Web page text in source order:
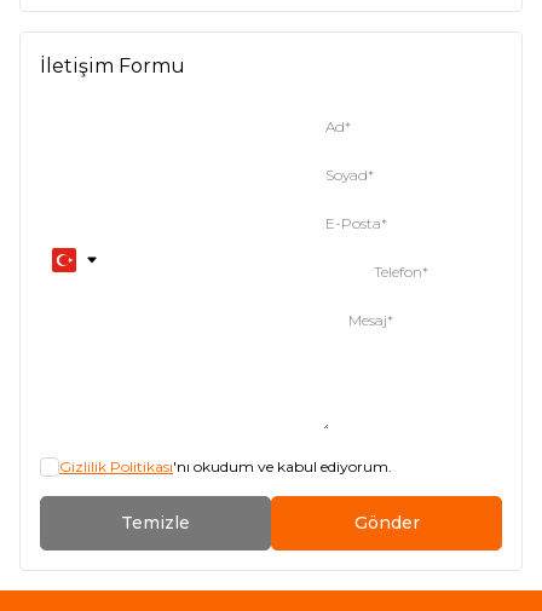
İletişim Formu
Ad*
Soyad*
E-Posta*
Telefon*
Mesaj*
Gizlilik Politikası'nı okudum ve kabul ediyorum.
Temizle Gönder